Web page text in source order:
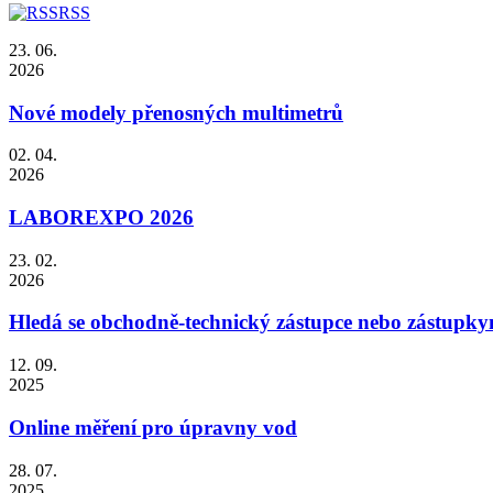
RSS
23. 06.
2026
Nové modely přenosných multimetrů
02. 04.
2026
LABOREXPO 2026
23. 02.
2026
Hledá se obchodně-technický zástupce nebo
12. 09.
2025
Online měření pro úpravny vod
28. 07.